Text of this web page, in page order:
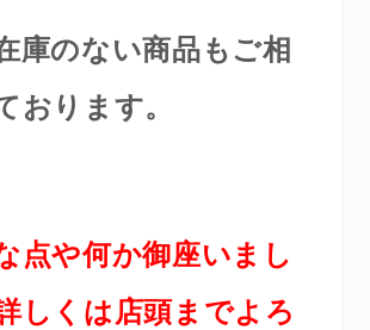
庫のない商品もご相
おります。
点や何か御座いまし
しくは店頭までよろ